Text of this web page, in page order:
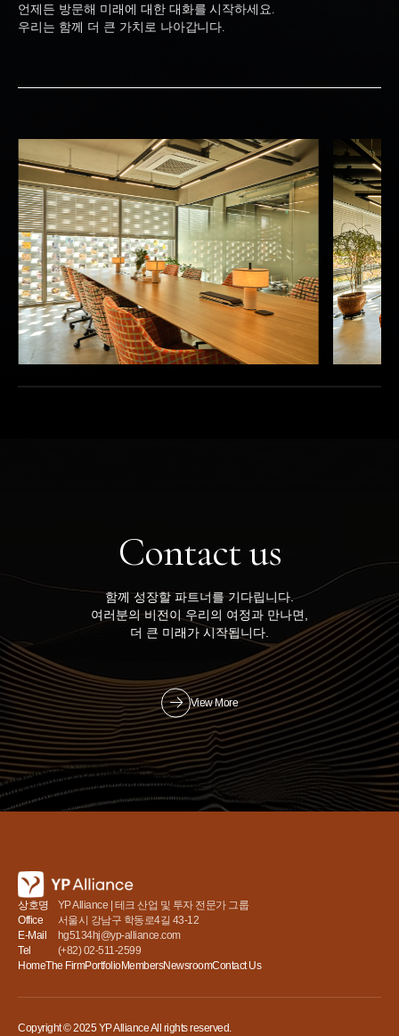
언제든 방문해 미래에 대한 대화를 시작하세요.
우리는 함께 더 큰 가치로 나아갑니다.
Contactus
함께 성장할 파트너를 기다립니다.
여러분의 비전이 우리의 여정과 만나면,
더 큰 미래가 시작됩니다.
View More
상호명
YP Alliance | 테크 산업 및 투자 전문가 그룹
Office
서울시 강남구 학동로4길 43-12
E-Mail
hg5134hj@yp-alliance.com
Tel
(+82) 02-511-2599
HomeThe FirmPortfolioMembersNewsroomContact Us
Copyright © 2025 YP Alliance All rights reserved.